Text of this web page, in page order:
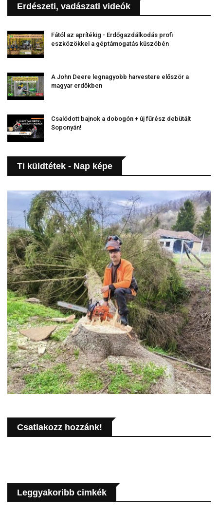
Erdészeti, vadászati videók
Fától az aprítékig - Erdőgazdálkodás profi
eszközökkel a géptámogatás küszöbén
A John Deere legnagyobb harvestere először a
magyar erdőkben
Csalódott bajnok a dobogón + új fűrész debütált
Soponyán!
Ti küldtétek - Nap képe
Csatlakozz hozzánk!
Leggyakoribb cimkék